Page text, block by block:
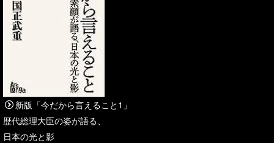
新版「今だから言えること1」
歴代総理大臣の姿が語る、
日本の光と影